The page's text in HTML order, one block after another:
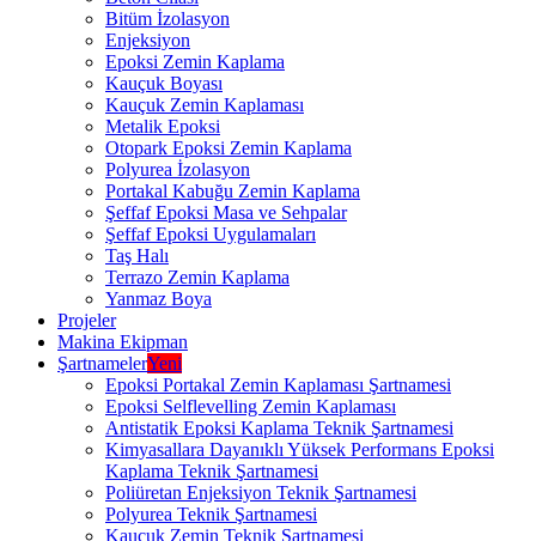
Bitüm İzolasyon
Enjeksiyon
Epoksi Zemin Kaplama
Kauçuk Boyası
Kauçuk Zemin Kaplaması
Metalik Epoksi
Otopark Epoksi Zemin Kaplama
Polyurea İzolasyon
Portakal Kabuğu Zemin Kaplama
Şeffaf Epoksi Masa ve Sehpalar
Şeffaf Epoksi Uygulamaları
Taş Halı
Terrazo Zemin Kaplama
Yanmaz Boya
Projeler
Makina Ekipman
ŞartnamelerYeni
Epoksi Portakal Zemin Kaplaması Şartnamesi
Epoksi Selflevelling Zemin Kaplaması
Antistatik Epoksi Kaplama Teknik Şartnamesi
Kimyasallara Dayanıklı Yüksek Performans Epoksi
Kaplama Teknik Şartnamesi
Poliüretan Enjeksiyon Teknik Şartnamesi
Polyurea Teknik Şartnamesi
Kauçuk Zemin Teknik Şartnamesi